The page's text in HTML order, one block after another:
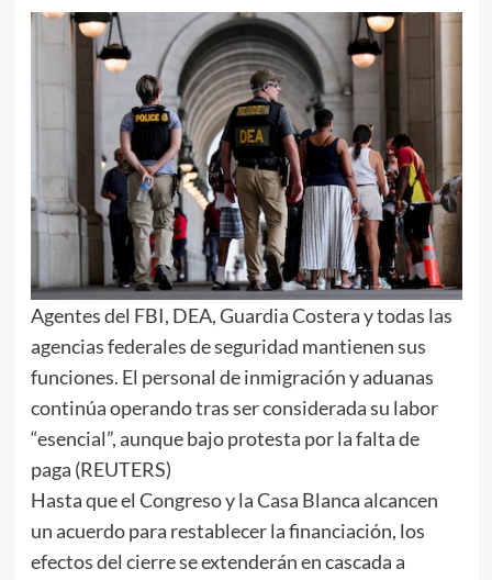
Agentes del FBI, DEA, Guardia Costera y todas las
agencias federales de seguridad mantienen sus
funciones. El personal de inmigración y aduanas
continúa operando tras ser considerada su labor
“esencial”, aunque bajo protesta por la falta de
paga (REUTERS)
Hasta que el Congreso y la Casa Blanca alcancen
un acuerdo para restablecer la financiación, los
efectos del cierre se extenderán en cascada a